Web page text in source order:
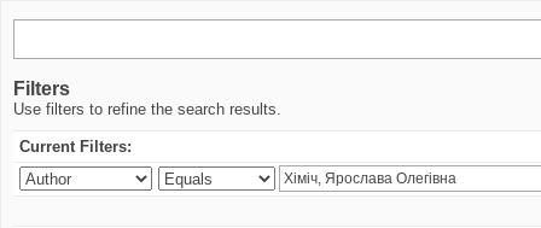
Filters
Use filters to refine the search results.
Current Filters: